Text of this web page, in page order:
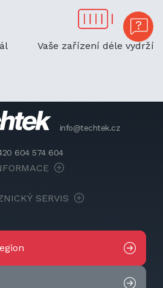
Vaše zařízení déle vydrží
info@techtek.cz
604 574 604
SERVIS